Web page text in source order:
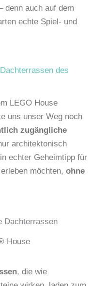
denn auch auf dem
echte Spiel- und
des
LEGO House
uns unser Weg noch
zugängliche
architektonisch
echter Geheimtipp für
möchten, ohne
House
, die wie